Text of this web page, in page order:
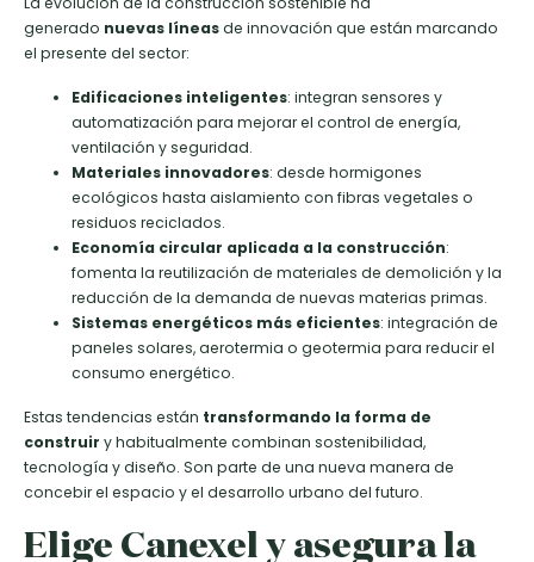
generado nuevas líneasde innovación que están marcando
el presente del sector:
Edificaciones inteligentes: integran sensores y
automatización para mejorar el control de energía,
ventilación y seguridad.
Materiales innovadores: desde hormigones
ecológicos hasta aislamiento con fibras vegetales o
residuos reciclados.
Economía circular aplicada a la construcción:
fomenta la reutilización de materiales de demolición y la
reducción de la demanda de nuevas materias primas.
Sistemas energéticos más eficientes: integración de
paneles solares, aerotermia o geotermia para reducir el
consumo energético.
Estas tendencias están transformando la forma de
construir y habitualmente combinan sostenibilidad,
tecnología y diseño. Son parte de una nueva manera de
concebir el espacio y el desarrollo urbano del futuro.
Elige Canexel y asegura la